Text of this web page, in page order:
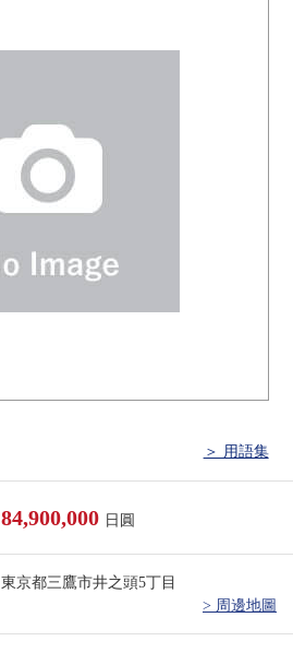
＞ 用語集
84,900,000 日圓
東京都三鷹市井之頭5丁目
> 周邊地圖